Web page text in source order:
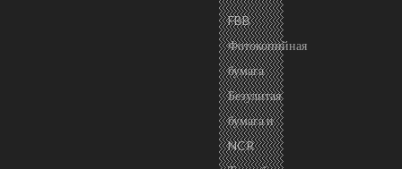
FBB
Фотокопийная
бумага
Безулитая
бумага и
NCR